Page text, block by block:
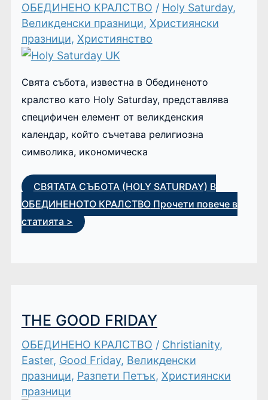
ОБЕДИНЕНО КРАЛСТВО / Holy Saturday,
Великденски празници, Християнски
празници, Християнство
Свята събота, известна в Обединеното
кралство като Holy Saturday, представлява
специфичен елемент от великденския
календар, който съчетава религиозна
символика, икономическа
СВЯТАТА СЪБОТА (HOLY SATURDAY) В
ОБЕДИНЕНОТО КРАЛСТВОПрочети повече в
статията >
THE GOOD FRIDAY
ОБЕДИНЕНО КРАЛСТВО / Christianity,
Easter, Good Friday, Великденски
празници, Разпети Петък, Християнски
празници